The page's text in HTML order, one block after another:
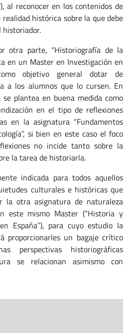
al reconocer en los contenidos de
histórica sobre la que debe
historiador.
otra parte, “Historiografía de la
en un Master en Investigación en
objetivo general dotar de
a los alumnos que lo cursen. En
plantea en buena medida como
en el tipo de reflexiones
en la asignatura “Fundamentos
si bien en este caso el foco
no incide tanto sobre la
la tarea de historiarla.
indicada para todos aquellos
culturales e históricas que
la otra asignatura de naturaleza
este mismo Master (“Historia y
España”), para cuyo estudio la
proporcionarles un bagaje crítico
perspectivas historiográficas
se relacionan asimismo con